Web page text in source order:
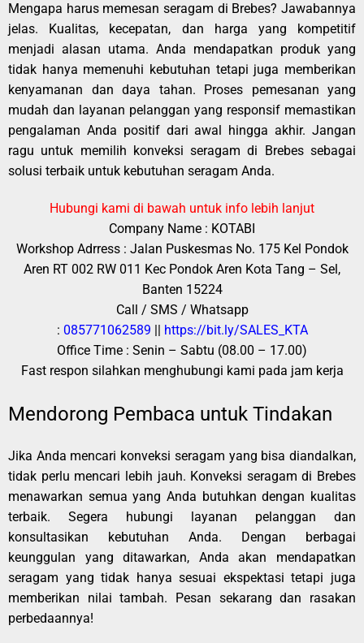
Mengapa harus memesan seragam di Brebes? Jawabannya
jelas. Kualitas, kecepatan, dan harga yang kompetitif
menjadi alasan utama. Anda mendapatkan produk yang
tidak hanya memenuhi kebutuhan tetapi juga memberikan
kenyamanan dan daya tahan. Proses pemesanan yang
mudah dan layanan pelanggan yang responsif memastikan
pengalaman Anda positif dari awal hingga akhir. Jangan
ragu untuk memilih konveksi seragam di Brebes sebagai
solusi terbaik untuk kebutuhan seragam Anda.
Hubungi kami di bawah untuk info lebih lanjut
Company Name : KOTABI
Workshop Adrress : Jalan Puskesmas No. 175 Kel Pondok
Aren RT 002 RW 011 Kec Pondok Aren Kota Tang – Sel,
Banten 15224
Call / SMS / Whatsapp
: 085771062589
https://bit.ly/SALES_KTA
Office Time : Senin – Sabtu (08.00 – 17.00)
Fast respon silahkan menghubungi kami pada jam kerja
Mendorong Pembaca untuk Tindakan
Jika Anda mencari konveksi seragam yang bisa diandalkan,
tidak perlu mencari lebih jauh. Konveksi seragam di Brebes
menawarkan semua yang Anda butuhkan dengan kualitas
terbaik. Segera hubungi layanan pelanggan dan
konsultasikan kebutuhan Anda. Dengan berbagai
keunggulan yang ditawarkan, Anda akan mendapatkan
seragam yang tidak hanya sesuai ekspektasi tetapi juga
memberikan nilai tambah. Pesan sekarang dan rasakan
perbedaannya!